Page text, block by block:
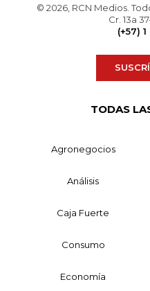
© 2026, RCN Medios.
Cr. 13a
(+57)
TODAS
Agronegocios
Análisis
Caja Fuerte
Consumo
Economía